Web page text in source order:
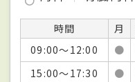
時間 月
09:00～12:00
●
15:00～17:30
●